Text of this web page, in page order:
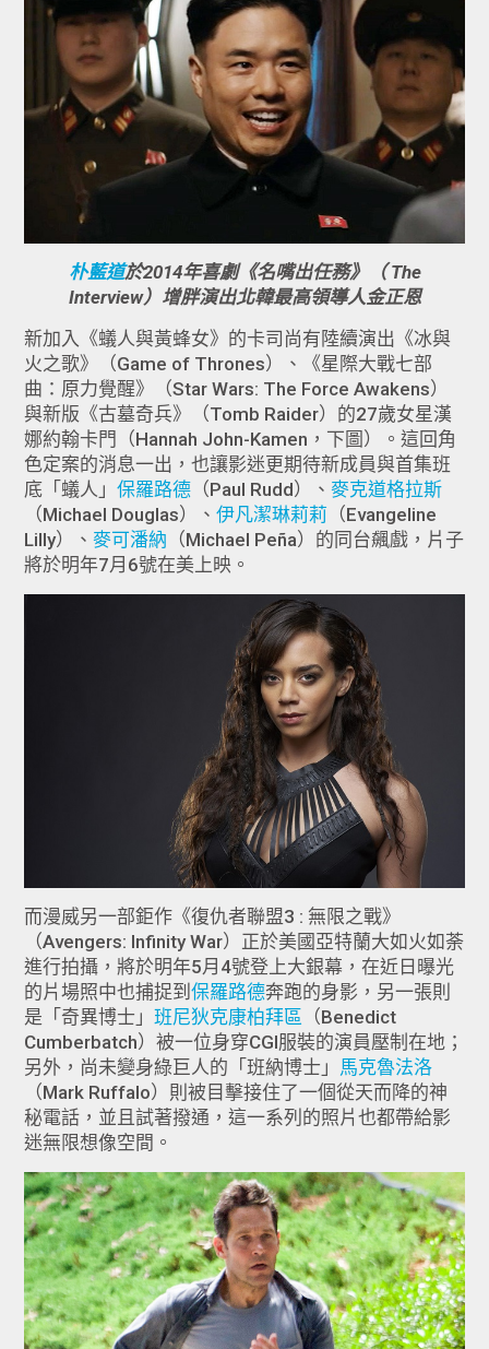
朴藍道於2014年喜劇《名嘴出任務》（ The
Interview）增胖演出北韓最高領導人金正恩
新加入《蟻人與黃蜂女》的卡司尚有陸續演出《冰與
火之歌》（Game of Thrones）、《星際大戰七部
曲：原力覺醒》（Star Wars: The Force Awakens）
與新版《古墓奇兵》（Tomb Raider）的27歲女星漢
娜約翰卡門（Hannah John-Kamen，下圖）。這回角
色定案的消息一出，也讓影迷更期待新成員與首集班
底「蟻人」保羅路德 （Paul Rudd）、麥克道格拉斯
（Michael Douglas）、伊凡潔琳莉莉 （Evangeline
Lilly）、麥可潘納 （Michael Peña）的同台飆戲，片子
將於明年7月6號在美上映。
而漫威另一部鉅作《復仇者聯盟3 : 無限之戰》
（Avengers: Infinity War）正於美國亞特蘭大如火如荼
進行拍攝，將於明年5月4號登上大銀幕，在近日曝光
的片場照中也捕捉到保羅路德奔跑的身影，另一張則
是「奇異博士」班尼狄克康柏拜區 （Benedict
Cumberbatch）被一位身穿CGI服裝的演員壓制在地；
另外，尚未變身綠巨人的「班納博士」 馬克魯法洛
（Mark Ruffalo）則被目擊接住了一個從天而降的神
秘電話，並且試著撥通，這一系列的照片也都帶給影
迷無限想像空間。